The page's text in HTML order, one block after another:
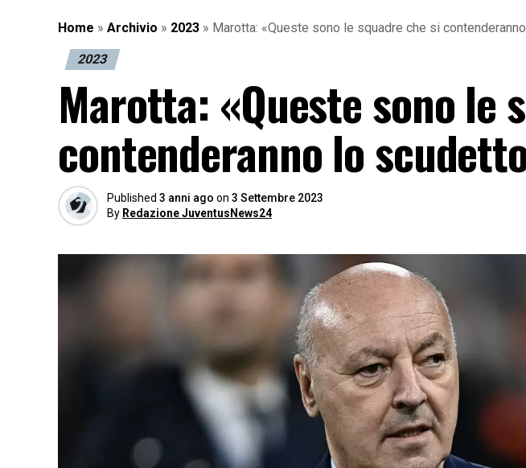
Home » Archivio » 2023 » Marotta: «Queste sono le squadre che si
2023
Marotta: «Queste sono le
contenderanno lo
Published 3 anni ago on 3 Settembre 2023
By Redazione JuventusNews24